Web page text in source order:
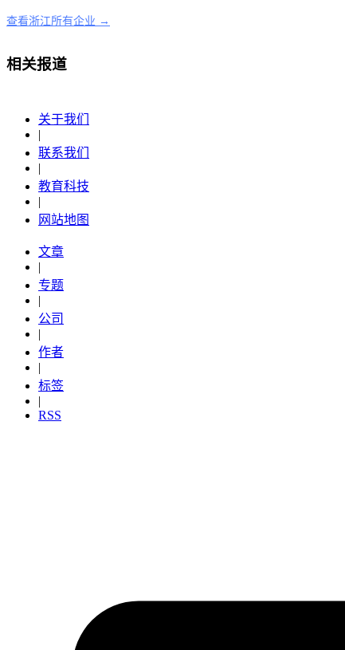
查看浙江所有企业 →
相关报道
关于我们
|
联系我们
|
教育科技
|
网站地图
文章
|
专题
|
公司
|
作者
|
标签
|
RSS